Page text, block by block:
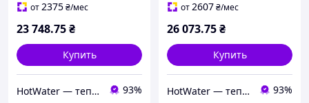
от2375₴/мес
23 748.75₴
Купить
HotWater — тепло, комфорт и энергия вашего дома 93%
от2607₴/мес
26 073.75₴
Купить
HotWater — тепло, комфорт и энергия вашего дома 93%